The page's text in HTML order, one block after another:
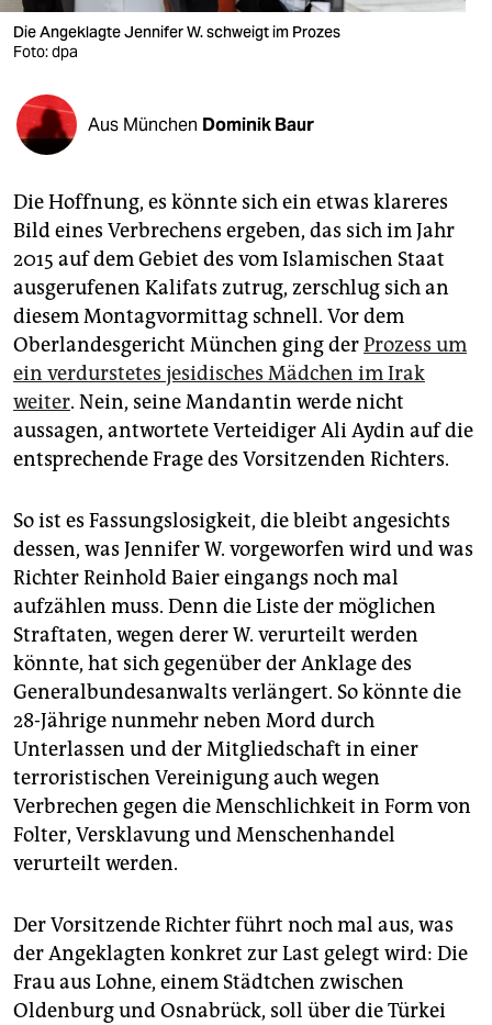
veranstaltungen
fragen & hilfe
unterstützen
abo
genossenschaft
epaper login
Die Angeklagte Jennifer W. schweigt im Prozes
Foto: dpa
Aus München Dominik Baur
Die Hoffnung, es könnte sich ein etwas klareres
Bild eines Verbrechens ergeben, das sich im Jahr
2015 auf dem Gebiet des vom Islamischen Staat
ausgerufenen Kalifats zutrug, zerschlug sich an
diesem Montagvormittag schnell. Vor dem
Oberlandesgericht München ging derProzess um
ein verdurstetes jesidisches Mädchen im Irak
weiter. Nein, seine Mandantin werde nicht
aussagen, antwortete Verteidiger Ali Aydin auf die
entsprechende Frage des Vorsitzenden Richters.
So ist es Fassungslosigkeit, die bleibt angesichts
dessen, was Jennifer W. vorgeworfen wird und was
Richter Reinhold Baier eingangs noch mal
aufzählen muss. Denn die Liste der möglichen
Straftaten, wegen derer W. verurteilt werden
könnte, hat sich gegenüber der Anklage des
Generalbundesanwalts verlängert. So könnte die
28-Jährige nunmehr neben Mord durch
Unterlassen und der Mitgliedschaft in einer
terroristischen Vereinigung auch wegen
Verbrechen gegen die Menschlichkeit in Form von
Folter, Versklavung und Menschenhandel
verurteilt werden.
Der Vorsitzende Richter führt noch mal aus, was
der Angeklagten konkret zur Last gelegt wird: Die
Frau aus Lohne, einem Städtchen zwischen
Oldenburg und Osnabrück, soll über die Türkei